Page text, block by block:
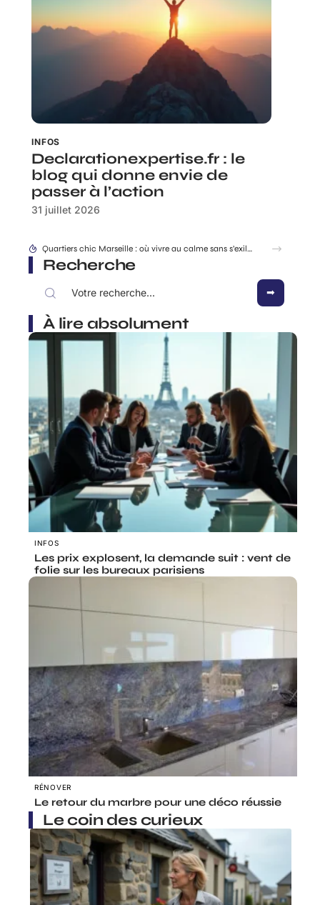
INFOS
Declarationexpertise.fr : le
blog qui donne envie de
passer à l’action
31 juillet 2026
Recherche
À lire absolument
INFOS
Les prix explosent, la demande suit : vent de
folie sur les bureaux parisiens
RÉNOVER
Le retour du marbre pour une déco réussie
Le coin des curieux